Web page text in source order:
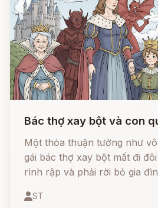
Bác thợ xay bột và con
Một thỏa thuận tưởng như
gái bác thợ xay bột mất đi
rình rập và phải rời bỏ gia
cô đã vượt qua mọi khó
ST